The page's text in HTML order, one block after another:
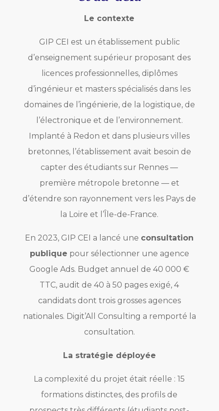
Le contexte
GIP CEI est un établissement public
d’enseignement supérieur proposant des
licences professionnelles, diplômes
d’ingénieur et masters spécialisés dans les
domaines de l’ingénierie, de la logistique, de
l’électronique et de l’environnement.
Implanté à Redon et dans plusieurs villes
bretonnes, l’établissement avait besoin de
capter des étudiants sur Rennes —
première métropole bretonne — et
d’étendre son rayonnement vers les Pays de
la Loire et l’Île-de-France.
En 2023, GIP CEI a lancé une consultation
publique pour sélectionner une agence
Google Ads. Budget annuel de 40 000 €
TTC, audit de 40 à 50 pages exigé, 4
candidats dont trois grosses agences
nationales. Digit’All Consulting a remporté la
consultation.
La stratégie déployée
La complexité du projet était réelle : 15
formations distinctes, des profils de